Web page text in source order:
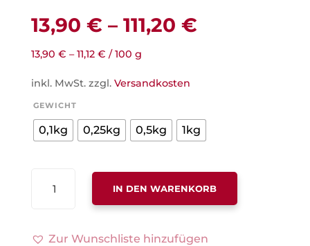
13,90 € – 111,20 €
13,90 € –11,12 € / 100 g
inkl. MwSt. zzgl. Versandkosten
GEWICHT
0,1kg 0,25kg 0,5kg 1kg
SENCHA
MENGE
IN DEN WARENKORB
Zur Wunschliste hinzufügen